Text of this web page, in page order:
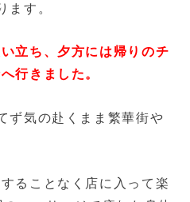
ます。
立ち、夕方には帰りのチ
行きました。
ず気の赴くまま繁華街や
ることなく店に入って楽